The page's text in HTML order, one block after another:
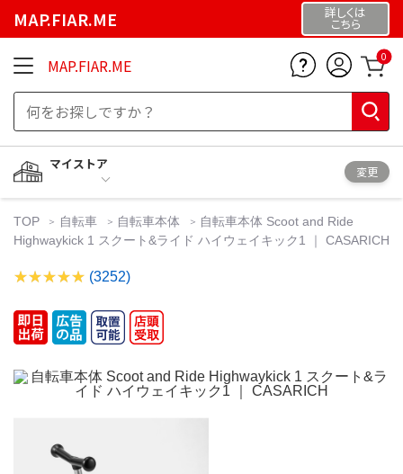
MAP.FIAR.ME 詳しくは
こちら
MAP.FIAR.ME 0
マイストア
変更
TOP 自転車 自転車本体
自転車本体 Scoot and Ride
Highwaykick 1 スクート&ライド ハイウェイキック1 ｜ CASARICH
(3252)